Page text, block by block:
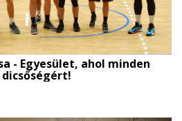
- Egyesület, ahol minden